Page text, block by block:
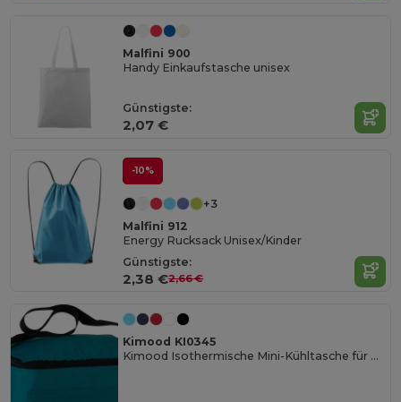
Malfini 900
Handy Einkaufstasche unisex
Günstigste:
2,07 €
-10%
+3
Malfini 912
Energy Rucksack Unisex/Kinder
Günstigste:
2,38 €2,66 €
Kimood KI0345
Kimood Isothermische Mini-Kühltasche für Unterwegs